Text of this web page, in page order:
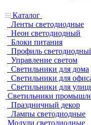
Каталог
Ленты светодиодные
Неон светодиодный
Блоки питания
Профиль
Управление светом
Светильники для дома
Светильники для
Светильники для
Светильники
Праздничный декор
Лампы светодиодные
Модули светодиодные